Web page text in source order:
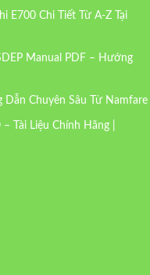
E700 Chi Tiết Từ A-Z Tại
Manual PDF – Hướng
Dẫn Chuyên Sâu Từ Namfare
Tài Liệu Chính Hãng |